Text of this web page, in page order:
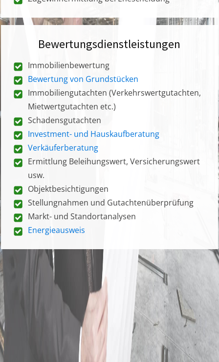
Bewertungsdienstleistungen
Immobilienbewertung
Bewertung von Grundstücken
Immobiliengutachten (Verkehrswertgutachten,
Mietwertgutachten etc.)
Schadensgutachten
Investment- und Hauskaufberatung
Verkäuferberatung
Ermittlung Beleihungswert, Versicherungswert
usw.
Objektbesichtigungen
Stellungnahmen und Gutachtenüberprüfung
Markt- und Standortanalysen
Energieausweis